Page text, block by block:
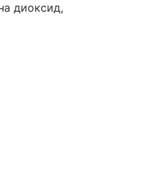
диоксид,